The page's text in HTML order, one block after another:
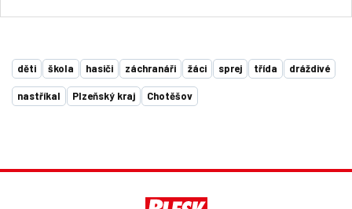
děti škola hasiči záchranáři žáci sprej třída dráždivé
nastříkal Plzeňský kraj Chotěšov